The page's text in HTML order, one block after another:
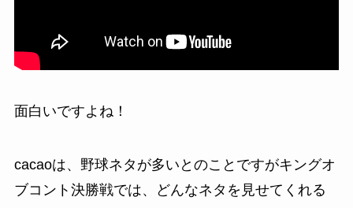
面白いですよね！
cacaoは、野球ネタが多いとのことですがキングオ
ブコント決勝戦では、どんなネタを見せてくれる